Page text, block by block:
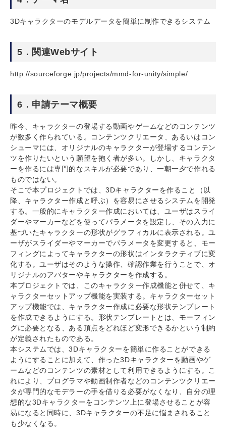
3Dキャラクターのモデルデータを簡単に制作できるシステム
5．関連Webサイト
http://sourceforge.jp/projects/mmd-for-unity/simple/
6．申請テーマ概要
昨今、キャラクターの登場する動画やゲームなどのコンテンツ
が数多く作られている。コンテンツクリエータ、あるいはコン
シューマには、オリジナルのキャラクターが登場するコンテン
ツを作りたいという願望を抱く者が多い。しかし、キャラクタ
ーを作るには専門的なスキルが必要であり、一朝一夕で作れる
ものではない。
そこで本プロジェクトでは、3Dキャラクターを作ること（以
降、キャラクター作成と呼ぶ）を容易にさせるシステムを開発
する。一般的にキャラクター作成においては、ユーザはスライ
ダーやマーカーなどを使ってパラメータを設定し、その入力に
基づいたキャラクターの形状がグラフィカルに表示される。ユ
ーザがスライダーやマーカーでパラメータを変更すると、モー
フィングによってキャラクターの形状はインタラクティブに変
化する。ユーザはそのような操作、確認作業を行うことで、オ
リジナルのアバターやキャラクターを作成する。
本プロジェクトでは、このキャラクター作成機能と併せて、キ
ャラクターセットアップ機能を実装する。キャラクターセット
アップ機能では、キャラクター作成に必要な形状テンプレート
を作成できるようにする。形状テンプレートとは、モーフィン
グに必要となる、ある頂点をどれほど変形できるかという制約
が定義されたものである。
本システムでは、3Dキャラクターを簡単に作ることができる
ようにすることに加えて、作った3Dキャラクターを動画やゲ
ームなどのコンテンツの素材として利用できるようにする。こ
れにより、プログラマや動画制作者などのコンテンツクリエー
タが専門的なモデラーの手を借りる必要がなくなり、自分の理
想的な3Dキャラクターをコンテンツ上に登場させることが容
易になると同時に、3Dキャラクターの不足に悩まされること
も少なくなる。